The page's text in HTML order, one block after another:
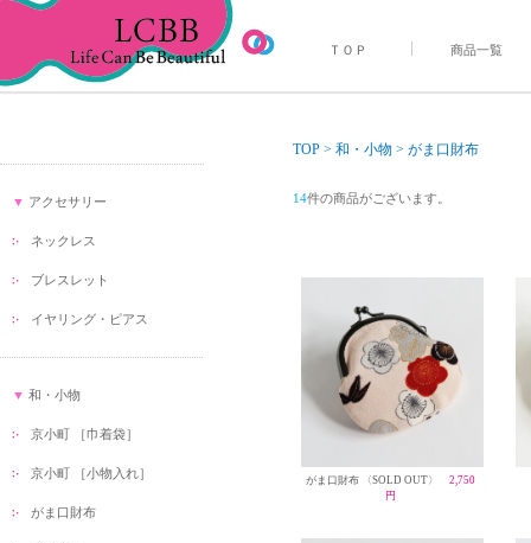
ＴＯＰ 商品一覧
▼ アクセサリー
ネックレス
ブレスレット
イヤリング・ピアス
▼ 和・小物
京小町 ［巾着袋］
京小町 ［小物入れ］
がま口財布
TOP > 和・小物 > がま口財布
14件の商品がございます。
がま口財布 〈SOLD OUT〉
2,750
円